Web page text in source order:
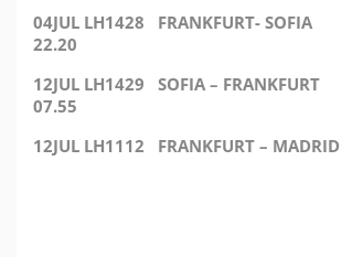
04JUL LH1428 FRANKFURT-
22.20
12JUL LH1429 SOFIA –
07.55
12JUL LH1112 FRANKFURT –